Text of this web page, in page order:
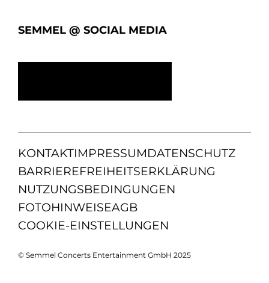
SEMMEL @ SOCIAL MEDIA
KONTAKTIMPRESSUMDATENSCHUTZ
BARRIEREFREIHEITSERKLÄRUNG
NUTZUNGSBEDINGUNGEN
FOTOHINWEISEAGB
COOKIE-EINSTELLUNGEN
© Semmel Concerts Entertainment GmbH 2025